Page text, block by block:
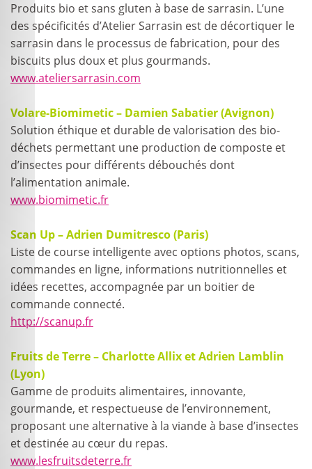
Produits bio et sans gluten à base de sarrasin. L’une
des spécificités d’Atelier Sarrasin est de décortiquer le
sarrasin dans le processus de fabrication, pour des
biscuits plus doux et plus gourmands.
www.ateliersarrasin.com
Volare-Biomimetic – Damien Sabatier (Avignon)
Solution éthique et durable de valorisation des bio-
déchets permettant une production de composte et
d’insectes pour différents débouchés dont
l’alimentation animale.
www.biomimetic.fr
Scan Up – Adrien Dumitresco (Paris)
Liste de course intelligente avec options photos, scans,
commandes en ligne, informations nutritionnelles et
idées recettes, accompagnée par un boitier de
commande connecté.
http://scanup.fr
Fruits de Terre – Charlotte Allix et Adrien Lamblin
(Lyon)
Gamme de produits alimentaires, innovante,
gourmande, et respectueuse de l’environnement,
proposant une alternative à la viande à base d’insectes
et destinée au cœur du repas.
www.lesfruitsdeterre.fr